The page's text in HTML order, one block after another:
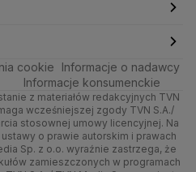
cookie
Informacje o nadawcy
Informacje konsumenckie
z materiałów redakcyjnych TVN
wcześniejszej zgody TVN S.A./
stosownej umowy licencyjnej. Na
o prawie autorskim i prawach
Sp. z o.o. wyraźnie zastrzega, że
zamieszczonych w programach